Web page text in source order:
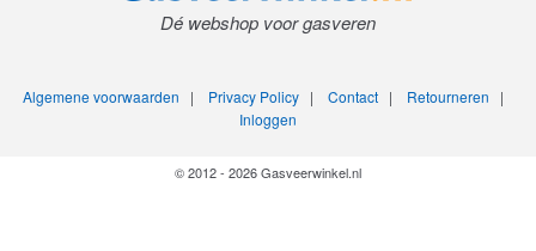
Dé webshop voor gasveren
Algemene voorwaarden | Privacy Policy| Contact| Retourneren |
Inloggen
© 2012 - 2026 Gasveerwinkel.nl